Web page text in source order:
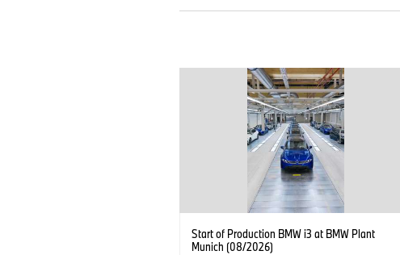
Start of Production BMW i3 at BMW Plant
Munich (08/2026)